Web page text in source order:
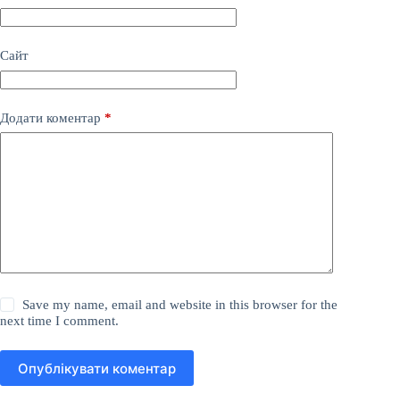
Сайт
Додати коментар *
Save my name, email and website in this browser for the
next time I comment.
Опублікувати коментар